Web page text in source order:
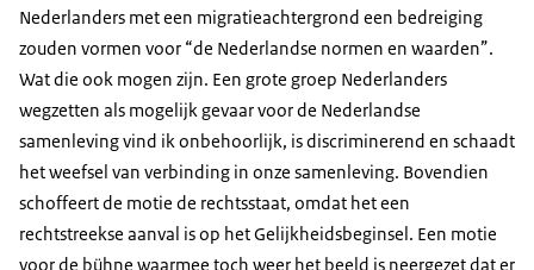
Nederlanders met een migratieachtergrond een bedreiging
zouden vormen voor “de Nederlandse normen en waarden”.
Wat die ook mogen zijn. Een grote groep Nederlanders
wegzetten als mogelijk gevaar voor de Nederlandse
samenleving vind ik onbehoorlijk, is discriminerend en schaadt
het weefsel van verbinding in onze samenleving. Bovendien
schoffeert de motie de rechtsstaat, omdat het een
rechtstreekse aanval is op het Gelijkheidsbeginsel. Een motie
voor de bühne waarmee toch weer het beeld is neergezet dat er